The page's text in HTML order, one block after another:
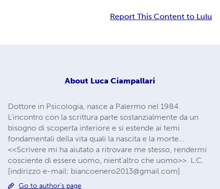
Report This Content to Lulu
About Luca Ciampallari
Dottore in Psicologia, nasce a Palermo nel 1984.
L'incontro con la scrittura parte sostanzialmente da un
bisogno di scoperta interiore e si estende ai temi
fondamentali della vita quali la nascita e la morte...
<<Scrivere mi ha aiutato a ritrovare me stesso, rendermi
cosciente di essere uomo, nient'altro che uomo>>. L.C.
[indirizzo e-mail: biancoenero2013@gmail.com]
Go to author's page